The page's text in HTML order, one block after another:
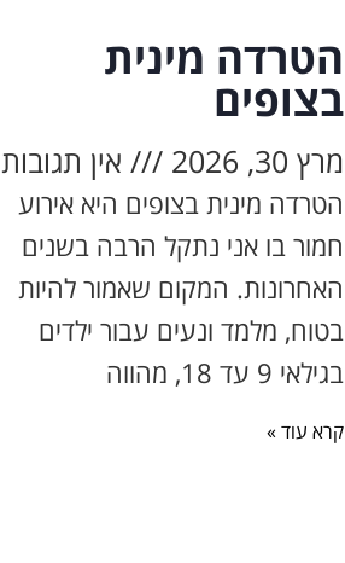
הטרדה מינית
בצופים
מרץ 30, 2026 אין תגובות
הטרדה מינית בצופים היא אירוע
חמור בו אני נתקל הרבה בשנים
האחרונות. המקום שאמור להיות
בטוח, מלמד ונעים עבור ילדים
בגילאי 9 עד 18, מהווה
קרא עוד »